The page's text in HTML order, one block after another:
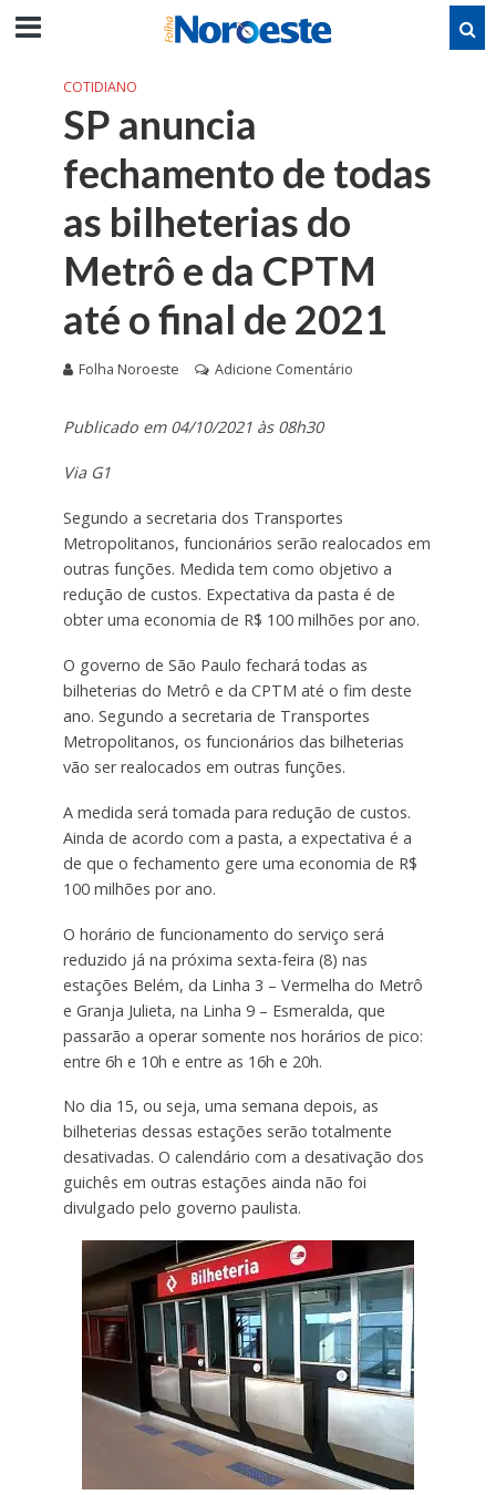
COTIDIANO
SP anuncia
fechamento de todas
as bilheterias do
Metrô e da CPTM
até o final de 2021
Folha Noroeste Adicione Comentário
Publicado em 04/10/2021 às 08h30
Via G1
Segundo a secretaria dos Transportes
Metropolitanos, funcionários serão realocados em
outras funções. Medida tem como objetivo a
redução de custos. Expectativa da pasta é de
obter uma economia de R$ 100 milhões por ano.
O governo de São Paulo fechará todas as
bilheterias do Metrô e da CPTM até o fim deste
ano. Segundo a secretaria de Transportes
Metropolitanos, os funcionários das bilheterias
vão ser realocados em outras funções.
A medida será tomada para redução de custos.
Ainda de acordo com a pasta, a expectativa é a
de que o fechamento gere uma economia de R$
100 milhões por ano.
O horário de funcionamento do serviço será
reduzido já na próxima sexta-feira (8) nas
estações Belém, da Linha 3 – Vermelha do Metrô
e Granja Julieta, na Linha 9 – Esmeralda, que
passarão a operar somente nos horários de pico:
entre 6h e 10h e entre as 16h e 20h.
No dia 15, ou seja, uma semana depois, as
bilheterias dessas estações serão totalmente
desativadas. O calendário com a desativação dos
guichês em outras estações ainda não foi
divulgado pelo governo paulista.